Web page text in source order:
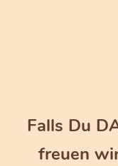
Falls Du
freuen